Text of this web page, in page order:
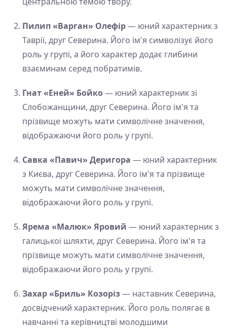
Пилип «Варган» Олефір— юний характерник з
Таврії, друг Северина. Його ім'я символізує його
роль у групі, а його характер додає глибини
взаєминам серед побратимів.
Гнат «Еней» Бойко— юний характерник зі
Слобожанщини, друг Северина. Його ім'я та
прізвище можуть мати символічне значення,
відображаючи його роль у групі.
Савка «Павич» Деригора — юний характерник
з Києва, друг Северина. Його ім'я та прізвище
можуть мати символічне значення,
відображаючи його роль у групі.
Ярема «Малюк» Яровий — юний характерник з
галицької шляхти, друг Северина. Його ім'я та
прізвище можуть мати символічне значення,
відображаючи його роль у групі.
Захар «Бриль» Козоріз— наставник Северина,
досвідчений характерник. Його роль полягає в
навчанні та керівництві молодшими